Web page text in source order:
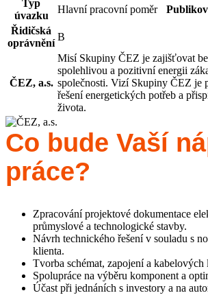
Typ
úvazku
Hlavní pracovní poměr
Řidičská
oprávnění
B
ČEZ, a.s.
Misí Skupiny ČEZ je zajišťovat
spolehlivou a pozitivní energii
společnosti. Vizí Skupiny ČEZ je
řešení energetických potřeb a
života.
Co bude Vaší
práce?
Zpracování projektové dokumentace
průmyslové a technologické stavby.
Návrh technického řešení v souladu s
klienta.
Tvorba schémat, zapojení a kabelových
Spolupráce na výběru komponent a
Účast při jednáních s investory a na